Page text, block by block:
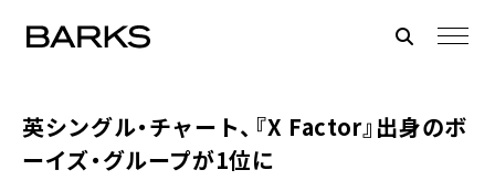
英シングル・チャート、『X Factor』出身のボ
ーイズ・グループが1位に